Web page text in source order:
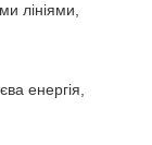
лініями,
енергія,